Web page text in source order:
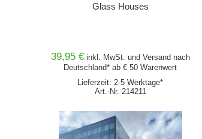
Glass Houses
39,95 € inkl. MwSt. und Versand nach
Deutschland* ab € 50 Warenwert
Lieferzeit: 2-5 Werktage*
Art.-Nr. 214211
IN DEN WARENKORB